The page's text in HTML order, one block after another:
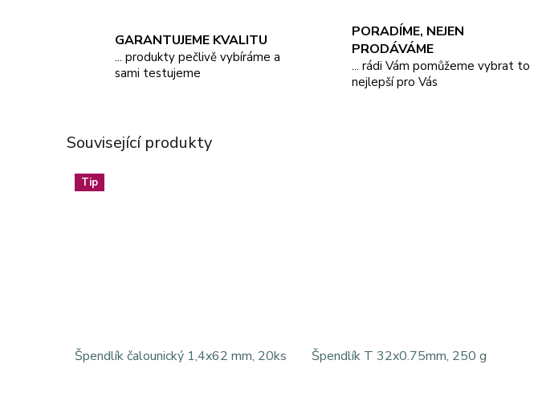
GARANTUJEME KVALITU
... produkty pečlivě vybíráme a
sami testujeme
PORADÍME, NEJEN
PRODÁVÁME
... rádi Vám pomůžeme vybrat to
nejlepší pro Vás
Související produkty
Tip
Špendlík čalounický 1,4x62 mm, 20ks Špendlík T 32x0.75mm, 250 g